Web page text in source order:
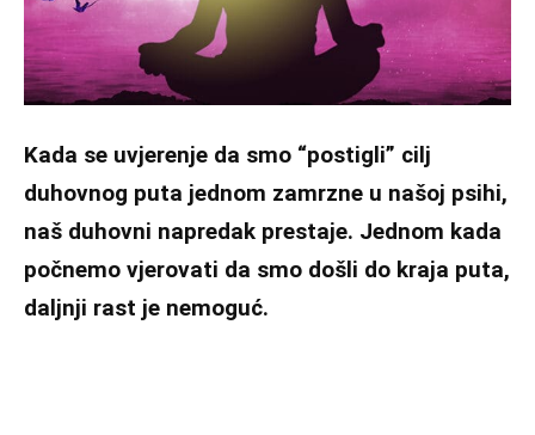
Kada se uvjerenje da smo “postigli” cilj
duhovnog puta jednom zamrzne u našoj psihi,
naš duhovni napredak prestaje. Jednom kada
počnemo vjerovati da smo došli do kraja puta,
daljnji rast je nemoguć.